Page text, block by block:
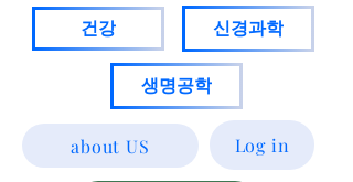
건강 신경과학
생명공학
about US Log in